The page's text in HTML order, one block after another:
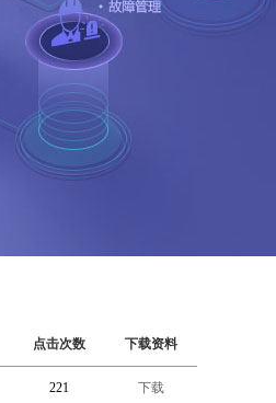
点击次数 下载资料
221 下载